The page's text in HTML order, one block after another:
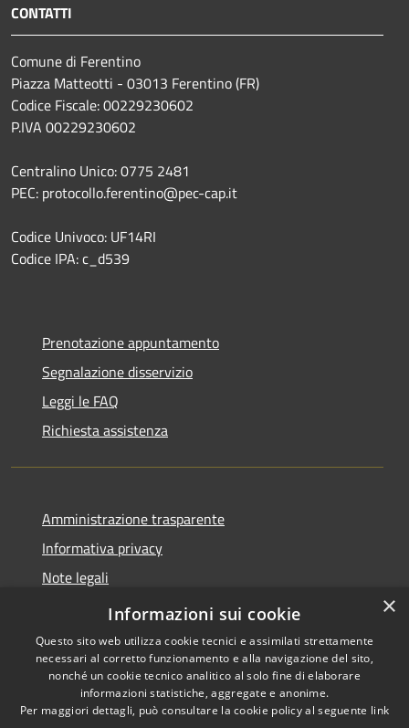
CONTATTI
Comune di Ferentino
Piazza Matteotti - 03013 Ferentino (FR)
Codice Fiscale: 00229230602
P.IVA 00229230602
Centralino Unico: 0775 2481
PEC: protocollo.ferentino@pec-cap.it
Codice Univoco: UF14RI
Codice IPA: c_d539
Prenotazione appuntamento
Segnalazione disservizio
Leggi le FAQ
Richiesta assistenza
Amministrazione trasparente
Informativa privacy
Note legali
Dichiarazione di accessibilità
Accessibilità
Copyright © 2026 • Comune di
Ferentino • Powered by
×
Informazioni sui cookie
Questo sito web utilizza cookie tecnici e assimilati strettamente
necessari al corretto funzionamento e alla navigazione del sito,
nonché un cookie tecnico analitico al solo fine di elaborare
informazioni statistiche, aggregate e anonime.
Per maggiori dettagli, può consultare la cookie policy al seguente link